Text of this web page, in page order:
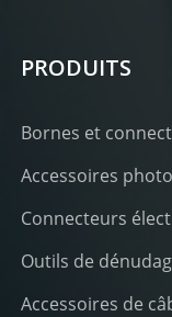
PRODUITS
Bornes et
Accessoires
Connecteurs
Outils de
Accessoires de